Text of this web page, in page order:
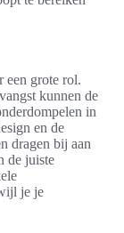
een grote rol.
kunnen de
in
en de
dragen bij aan
de juiste
je je